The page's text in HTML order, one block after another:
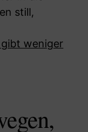
still,
gibt weniger